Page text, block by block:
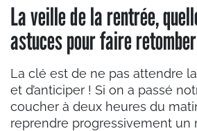
La veille de la rentrée,
astuces pour faire
La clé est de ne pas attendre
et d’anticiper ! Si on a passé
coucher à deux heures du
reprendre progressivement un